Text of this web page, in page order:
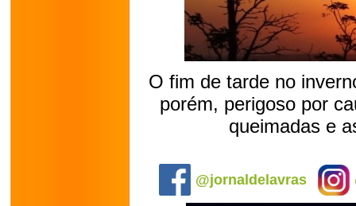
O fim de tarde no
porém, perigoso por
queimadas e
@jornaldelavras